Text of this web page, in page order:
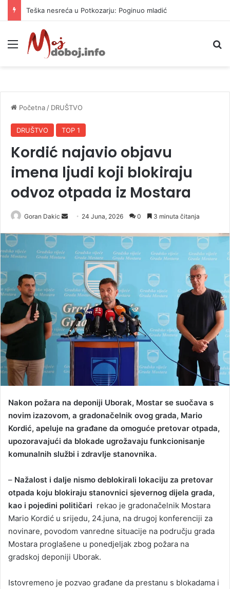
Teška nesreća u Potkozarju: Poginuo mladić
Meni
Početna / DRUŠTVO
DRUŠTVO TOP 1
Kordić najavio objavu
imena ljudi koji blokiraju
odvoz otpada iz Mostara
Goran Dakic
e
m
a
i
l
24 Juna, 2026 0 3 minuta čitanja
Nakon požara na deponiji Uborak, Mostar se suočava s
novim izazovom, a gradonačelnik ovog grada, Mario
Kordić, apeluje na građane da omoguće pretovar otpada,
upozoravajući da blokade ugrožavaju funkcionisanje
komunalnih službi i zdravlje stanovnika.
– Nažalost i dalje nismo deblokirali lokaciju za pretovar
otpada koju blokiraju stanovnici sjevernog dijela grada,
kao i pojedini političari rekao je gradonačelnik Mostara
Mario Kordić u srijedu, 24.juna, na drugoj konferenciji za
novinare, povodom vanredne situacije na području grada
Mostara proglašene u ponedjeljak zbog požara na
gradskoj deponiji Uborak.
Istovremeno je pozvao građane da prestanu s blokadama i